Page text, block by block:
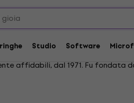
Studio Software
affidabili, dal 1971. Fu fondata